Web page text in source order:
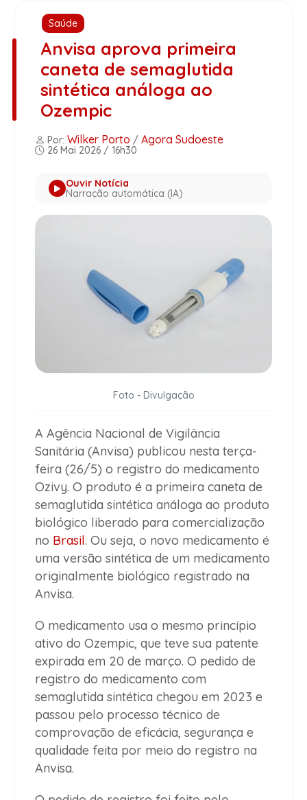
Saúde
Anvisa aprova primeira
caneta de semaglutida
sintética análoga ao
Ozempic
Por: Wilker Porto / Agora Sudoeste
26 Mai 2026 / 16h30
Ouvir Notícia
Narração automática (IA)
Foto - Divulgação
A Agência Nacional de Vigilância
Sanitária (Anvisa) publicou nesta terça-
feira (26/5) o registro do medicamento
Ozivy. O produto é a primeira caneta de
semaglutida sintética análoga ao produto
biológico liberado para comercialização
no Brasil. Ou seja, o novo medicamento é
uma versão sintética de um medicamento
originalmente biológico registrado na
Anvisa.
O medicamento usa o mesmo princípio
ativo do Ozempic, que teve sua patente
expirada em 20 de março. O pedido de
registro do medicamento com
semaglutida sintética chegou em 2023 e
passou pelo processo técnico de
comprovação de eficácia, segurança e
qualidade feita por meio do registro na
Anvisa.